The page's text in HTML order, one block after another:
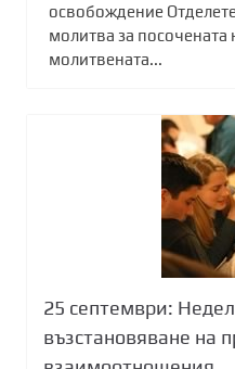
освобождение
молитва за посочената
молитвената...
25 септември:
възстановяване на